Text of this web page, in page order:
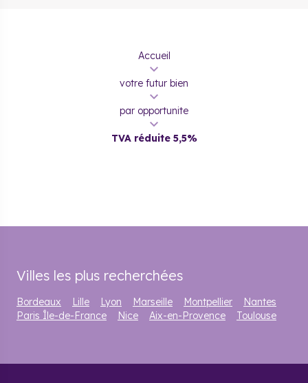
Accueil
votre futur bien
par opportunite
TVA réduite 5,5%
Villes les plus recherchées
Bordeaux Lille Lyon Marseille Montpellier
Nantes
Paris Île-de-France
Nice Aix-en-Provence Toulouse